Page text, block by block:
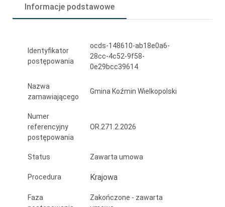
GMINY
WIELKOPOLSKI
RAMACH
PROJEKTU
"ZWIĘKSZENIE
CYBERBEZPIECZEŃSTWA
URZĘDZIE
Informacje podstawowe
Identyfikator
postępowania
ocds-148610-ab18e0a6-
28cc-4c52-9f58-
0e29bcc39614
Nazwa
zamawiającego
Gmina Koźmin Wielkopolski
Numer
referencyjny
postępowania
OR.271.2.2026
Status Zawarta umowa
Procedura Krajowa
Faza
Zakończone - zawarta